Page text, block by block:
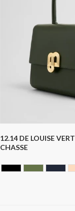
12.14 DE LOUISE VERT
CHASSE